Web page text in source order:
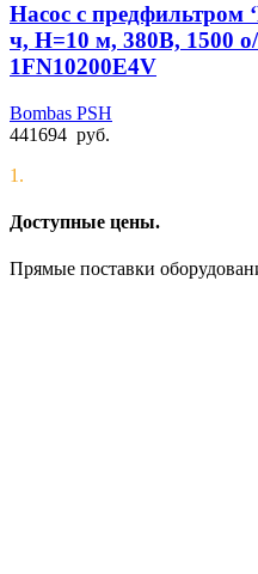
Насос с предфильтром
ч, Н=10 м, 380В, 1500
1FN10200E4V
Bombas PSH
441694 руб.
1.
Доступные цены.
Прямые поставки